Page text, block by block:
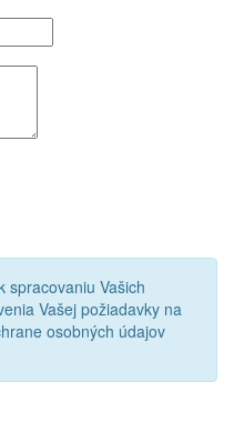
spracovaniu Vašich
Vašej požiadavky na
osobných údajov